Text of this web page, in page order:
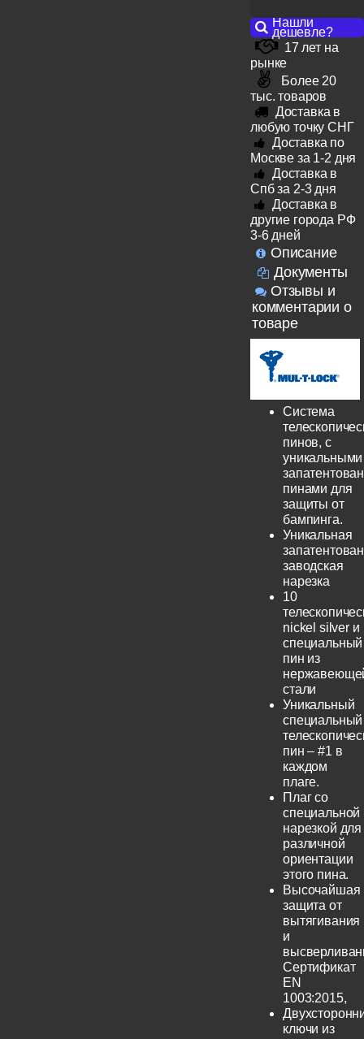
Нашли
дешевле?
17 лет на
рынке
Более 20
тыс. товаров
Доставка в
любую точку СНГ
Доставка по
Москве за 1-2 дня
Доставка в
Спб за 2-3 дня
Доставка в
другие города РФ
3-6 дней
Описание
Документы
Отзывы и
комментарии о
товаре
Система
пинов, с
уникальными
пинами для
защиты от
бампинга.
Уникальная
заводская
нарезка
10
nickel silver и
специальный
пин из
стали
Уникальный
специальный
пин – #1 в
каждом
плаге.
Плаг со
специальной
нарезкой для
различной
ориентации
этого пина.
Высочайшая
защита от
вытягивания
и
Сертификат
EN
1003:2015,
ключи из